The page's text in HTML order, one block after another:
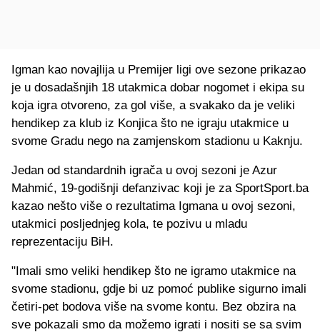
Igman kao novajlija u Premijer ligi ove sezone prikazao
je u dosadašnjih 18 utakmica dobar nogomet i ekipa su
koja igra otvoreno, za gol više, a svakako da je veliki
hendikep za klub iz Konjica što ne igraju utakmice u
svome Gradu nego na zamjenskom stadionu u Kaknju.
Jedan od standardnih igrača u ovoj sezoni je Azur
Mahmić, 19-godišnji defanzivac koji je za SportSport.ba
kazao nešto više o rezultatima Igmana u ovoj sezoni,
utakmici posljednjeg kola, te pozivu u mladu
reprezentaciju BiH.
"Imali smo veliki hendikep što ne igramo utakmice na
svome stadionu, gdje bi uz pomoć publike sigurno imali
četiri-pet bodova više na svome kontu. Bez obzira na
sve pokazali smo da možemo igrati i nositi se sa svim